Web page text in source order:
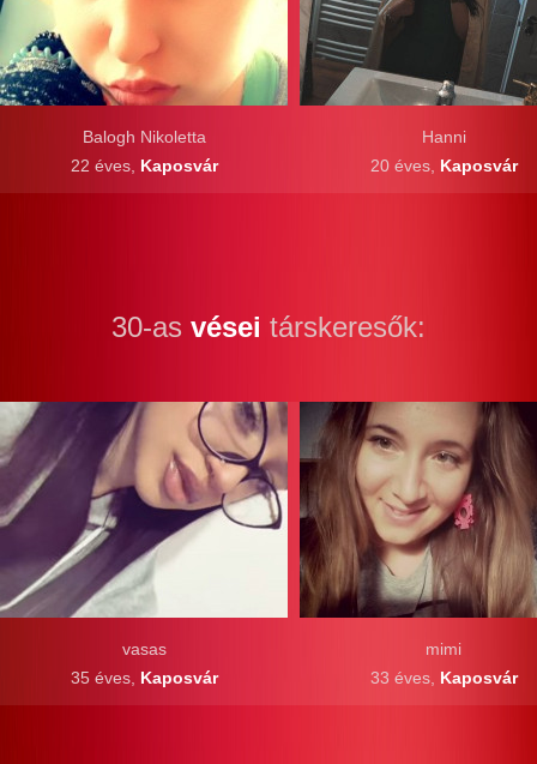
Balogh Nikoletta
22 éves, Kaposvár
Hanni
20 éves, Kaposvár
30-as vései társkeresők:
mimi
33 éves, Kaposvár
vasas
35 éves, Kaposvár